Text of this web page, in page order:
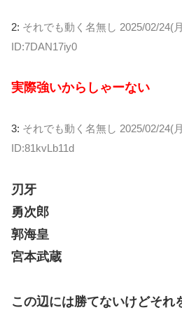
2: それでも動く名無し 2025/02/24(
ID:7DAN17iy0
実際強いからしゃーない
3: それでも動く名無し 2025/02/24(
ID:81kvLb11d
刃牙
勇次郎
郭海皇
宮本武蔵
この辺には勝てないけどそれ